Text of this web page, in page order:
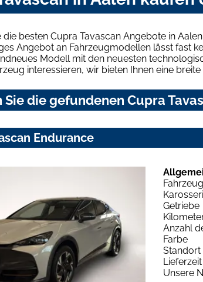
die besten Cupra Tavascan Angebote in
Angebot an Fahrzeugmodellen lässt fast
Modell mit den neuesten
interessieren, wir bieten Ihnen eine breite
Sie die gefundenen Cupra
Endurance
Getriebe
Anzahl
Farbe
Standort
Lieferzeit
Unsere